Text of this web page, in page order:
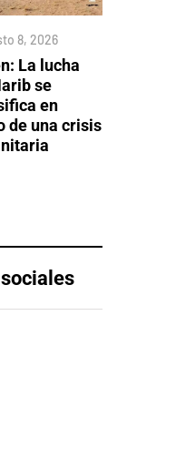
8, 2026
La lucha
se
en
de una crisis